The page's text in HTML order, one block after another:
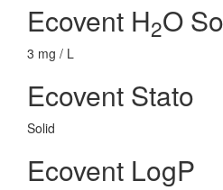
Ecovent H2O
3 mg / L
Ecovent Stato
Solid
Ecovent LogP